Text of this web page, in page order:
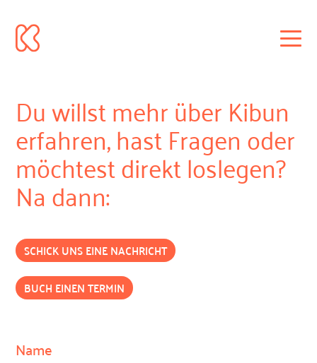
Du willst mehr über Kibun
erfahren, hast Fragen oder
möchtest direkt loslegen?
Na dann:
SCHICK UNS EINE NACHRICHT
BUCH EINEN TERMIN
Name